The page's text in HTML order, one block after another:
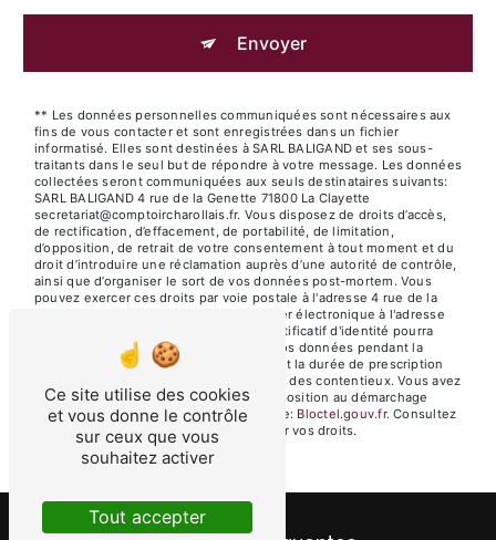
Envoyer
** Les données personnelles communiquées sont nécessaires aux
fins de vous contacter et sont enregistrées dans un fichier
informatisé. Elles sont destinées à SARL BALIGAND et ses sous-
traitants dans le seul but de répondre à votre message. Les données
collectées seront communiquées aux seuls destinataires suivants:
SARL BALIGAND 4 rue de la Genette 71800 La Clayette
secretariat@comptoircharollais.fr. Vous disposez de droits d’accès,
de rectification, d’effacement, de portabilité, de limitation,
d’opposition, de retrait de votre consentement à tout moment et du
droit d’introduire une réclamation auprès d’une autorité de contrôle,
ainsi que d’organiser le sort de vos données post-mortem. Vous
pouvez exercer ces droits par voie postale à l'adresse 4 rue de la
Genette 71800 La Clayette ou par courrier électronique à l'adresse
secretariat@comptoircharollais.fr. Un justificatif d'identité pourra
vous être demandé. Nous conservons vos données pendant la
période de prise de contact puis pendant la durée de prescription
légale aux fins probatoires et de gestion des contentieux. Vous avez
le droit de vous inscrire sur la liste d'opposition au démarchage
téléphonique, disponible à cette adresse:
Bloctel.gouv.fr. Consultez
le site cnil.fr pour plus d’informations sur vos droits.
Ce site utilise des cookies
et vous donne le contrôle
sur ceux que vous
souhaitez activer
Tout accepter